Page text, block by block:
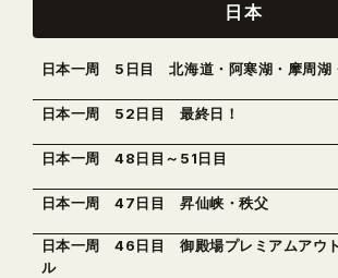
日本
日本一周 5日目 北海道・阿寒湖・摩周湖
日本一周 52日目 最終日！
日本一周 48日目～51日目
日本一周 47日目 昇仙峡・秩父
日本一周 46日目 御殿場プレミアムアウ
ル